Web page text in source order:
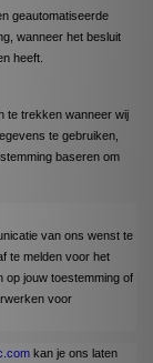
geautomatiseerde
wanneer het besluit
heeft.
te trekken wanneer wij
te gebruiken,
baseren om
van ons wenst te
te melden voor het
op jouw toestemming of
voor
kan je ons laten